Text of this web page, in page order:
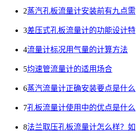
2蒸汽孔板流量计安装前有九点需
3差压式孔板流量计的功能设计特
4流量计标况用气量的计算方法
5均速管流量计的适用场合
6蒸汽流量计正确安装要点是什么
7孔板流量计使用中的优点是什么
8法兰取压孔板流量计怎么样？如